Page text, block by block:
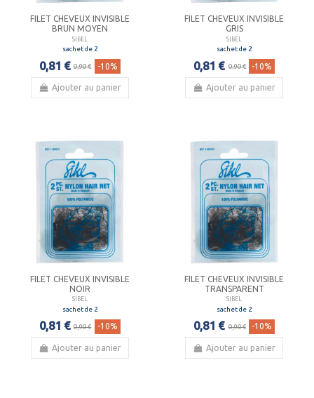
FILET CHEVEUX INVISIBLE
BRUN MOYEN
SIBEL
sachet de 2
0,81 € 0,90 € -10%
Ajouter au panier
FILET CHEVEUX INVISIBLE
GRIS
SIBEL
sachet de 2
0,81 € 0,90 € -10%
Ajouter au panier
FILET CHEVEUX INVISIBLE
NOIR
SIBEL
sachet de 2
0,81 € 0,90 € -10%
Ajouter au panier
FILET CHEVEUX INVISIBLE
TRANSPARENT
SIBEL
sachet de 2
0,81 € 0,90 € -10%
Ajouter au panier